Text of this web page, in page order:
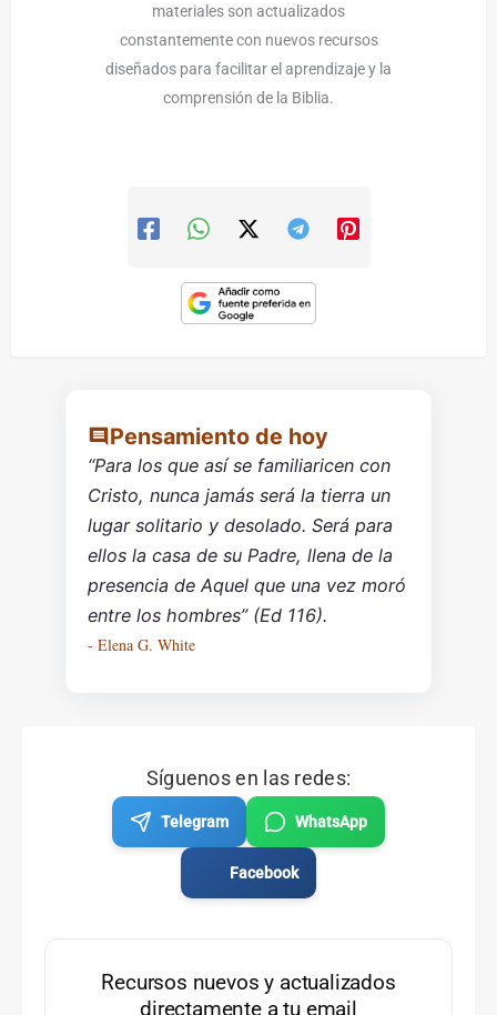
materiales son actualizados
constantemente con nuevos recursos
diseñados para facilitar el aprendizaje y la
comprensión de la Biblia.
Pensamiento de hoy
“Para los que así se familiaricen con
Cristo, nunca jamás será la tierra un
lugar solitario y desolado. Será para
ellos la casa de su Padre, llena de la
presencia de Aquel que una vez moró
entre los hombres” (Ed 116).
- Elena G. White
Síguenos en las redes:
Telegram WhatsApp
Facebook
Recursos nuevos y actualizados
directamente a tu email